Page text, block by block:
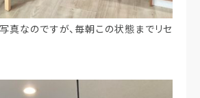
真なのですが、毎朝この状態までリセ